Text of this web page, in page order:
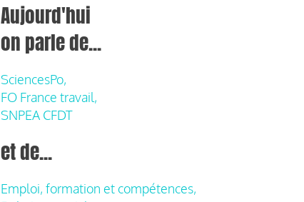
Aujourd'hui
on parle de...
SciencesPo,
FO France travail,
SNPEA CFDT
et de...
Emploi, formation et compétences,